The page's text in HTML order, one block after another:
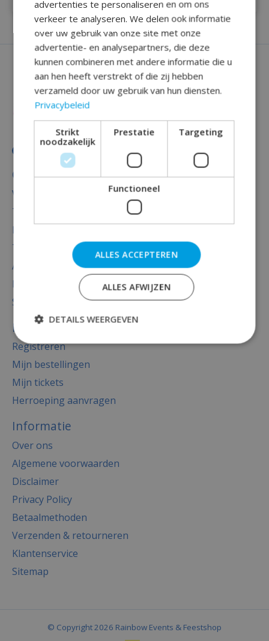
Categorieën
Versiering
Totaal thema feest
Decoratie
Thema's
Accessoires
Baby versiering luxe
Sale
Mijn account
Registreren
Mijn bestellingen
Mijn tickets
Herroeping aanvragen
Informatie
Over ons
Algemene voorwaarden
Disclaimer
Privacy Policy
Betaalmethoden
Verzenden & retourneren
Klantenservice
Sitemap
© Copyright 2026 Rainbow Events & Feestshop
advertenties te personaliseren en om ons
verkeer te analyseren. We delen ook informatie
over uw gebruik van onze site met onze
advertentie- en analysepartners, die deze
kunnen combineren met andere informatie die u
aan hen heeft verstrekt of die zij hebben
verzameld door uw gebruik van hun diensten.
Privacybeleid
Strikt
noodzakelijk
Prestatie Targeting
Functioneel
ALLES ACCEPTEREN
ALLES AFWIJZEN
DETAILS WEERGEVEN